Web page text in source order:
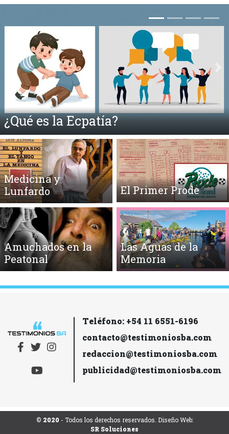
Fahrenheit 451 y la Quema de Libros
Anterior
Medicina y
Lunfardo
El Primer Prode
Amuchados en la
Peatonal
Las Aguas de la
Memoria
Teléfono: +54 11 6551-6196
contacto@testimoniosba.com
redaccion@testimoniosba.com
publicidad@testimoniosba.com
© 2020 - Todos los derechos reservados. Diseño Web:
SR Soluciones